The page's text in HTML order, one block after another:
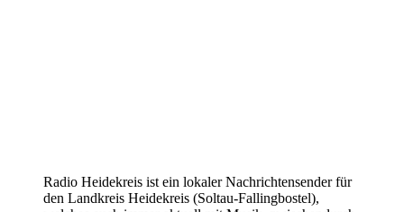
Radio Heidekreis ist ein lokaler Nachrichtensender für
den Landkreis Heidekreis (Soltau-Fallingbostel),